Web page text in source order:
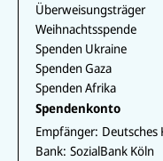
Überweisungsträger
Weihnachtsspende
Spenden Ukraine
Spenden Gaza
Spenden Afrika
Spendenkonto
Empfänger: Deutsches
Bank: SozialBank Köln